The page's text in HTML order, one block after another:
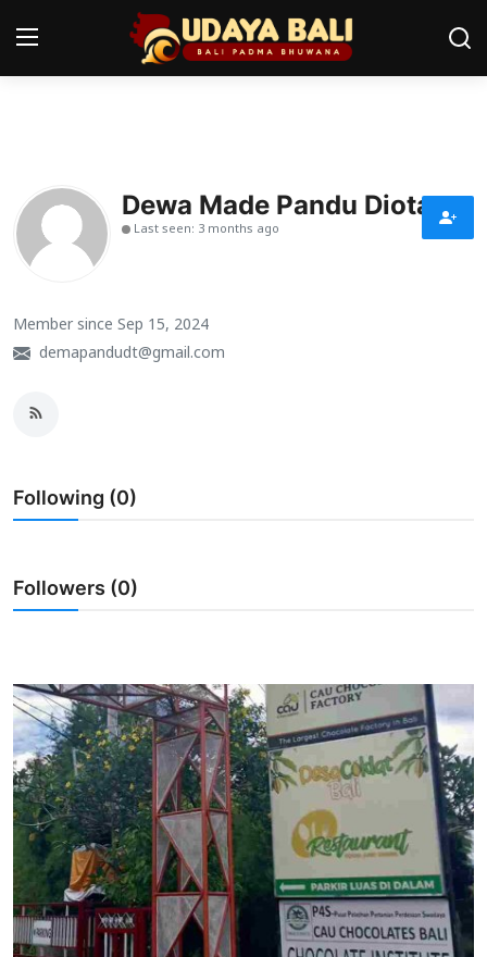
Pura
Desa Adat
Kearifan lokal
Seni
Usadha
Indonesia
Dewa Made Pandu Diotama
Last seen: 3 months ago
Member since Sep 15, 2024
demapandudt@gmail.com
Following (0)
Followers (0)